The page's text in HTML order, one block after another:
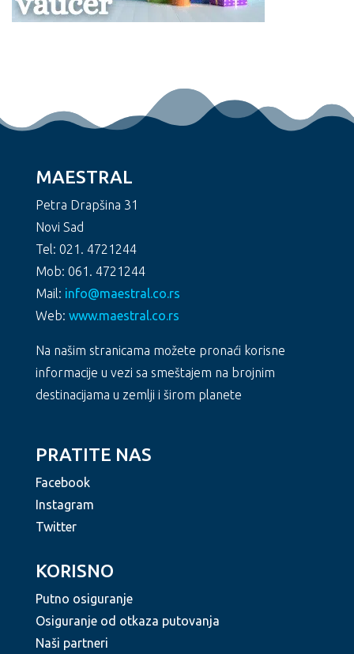
MAESTRAL
Petra Drapšina 31
Novi Sad
Tel: 021. 4721244
Mob: 061. 4721244
Mail: info@maestral.co.rs
Web: www.maestral.co.rs
Na našim stranicama možete pronaći korisne
informacije u vezi sa smeštajem na brojnim
destinacijama u zemlji i širom planete
PRATITE NAS
Facebook
Instagram
Twitter
KORISNO
Putno osiguranje
Osiguranje od otkaza putovanja
Naši partneri